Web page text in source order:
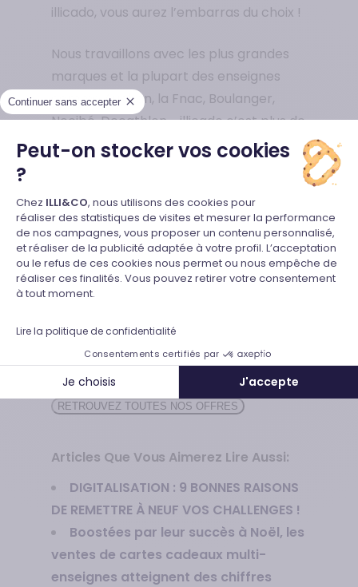
Continuer sans accepter
Peut-on stocker vos cookies
?
Plateforme de Gestion du
Chez ILLI&CO, nous utilisons des cookies pour
réaliser des statistiques de visites et mesurer la performance
de nos campagnes, vous proposer un contenu personnalisé,
et réaliser de la publicité adaptée à votre profil. L’acceptation
ou le refus de ces cookies nous permet ou nous empêche de
réaliser ces finalités. Vous pouvez retirer votre consentement
à tout moment.
Lire la politique de confidentialité
Consentements certifiés par
Je choisis J'accepte
Axeptio consent
illicado, vous aurez l’embarras du choix !
Nous travaillons avec les plus grandes
marques et la plupart des enseignes
comme Auchan, la Fnac, Boulanger,
Nocibé, Decathlon,… illicado c’est plus de
160 enseignes nationales et 50 sites e-
100%.
Dès maintenant retrouvez sur la
boutique en ligne de nombreuses d’idées
cadeaux pour le plus grand plaisir de
manquez plus une occasion de ravir
votre entourage avec illicado.
RETROUVEZ TOUTES NOS OFFRES
Articles Que Vous Aimerez Lire Aussi:
DIGITALISATION : 9 BONNES RAISONS
DE REMETTRE À NEUF VOS CHALLENGES !
Boostées par leur succès à Noël, les
ventes de cartes cadeaux multi-
enseignes atteignent des chiffres